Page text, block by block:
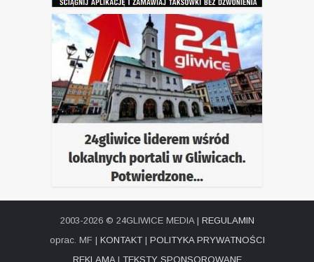
2003-2026 © 24GLIWICE MEDIA | REGULAMIN
oprac. MF | KONTAKT| POLITYKA PRYWATNOŚCI
REKLAMA| TEKSTY SPONSOROWANE